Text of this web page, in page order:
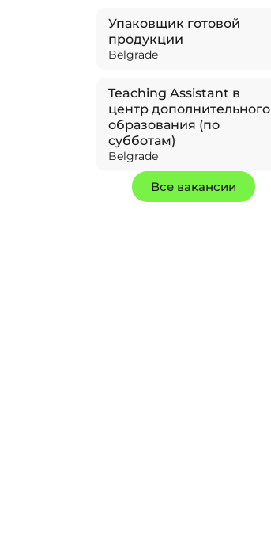
Упаковщик готовой
продукции
Belgrade
Teaching Assistant в
центр дополнительного
образования (по
субботам)
Belgrade
Все вакансии